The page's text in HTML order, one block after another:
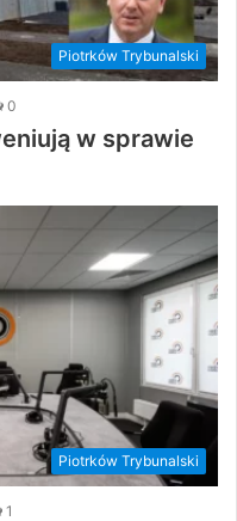
Piotrków Trybunalski
0
w sprawie
Piotrków Trybunalski
1